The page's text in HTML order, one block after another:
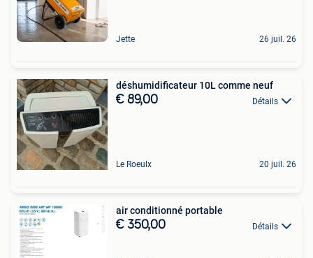
Jette 26 juil. 26
déshumidificateur 10L comme neuf
€ 89,00 Détails
Le Roeulx 20 juil. 26
air conditionné portable
€ 350,00 Détails